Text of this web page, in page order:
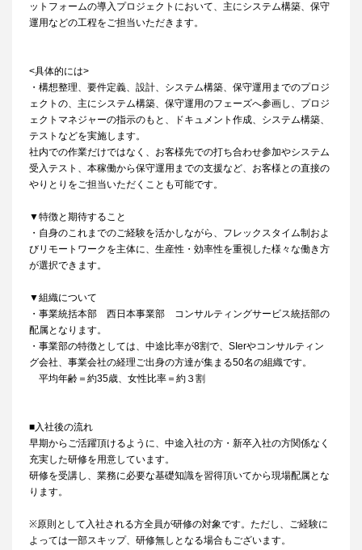
ットフォームの導入プロジェクトにおいて、主にシステム構築、保守
運用などの工程をご担当いただきます。
<具体的には>
・構想整理、要件定義、設計、システム構築、保守運用までのプロジ
ェクトの、主にシステム構築、保守運用のフェーズへ参画し、プロジ
ェクトマネジャーの指示のもと、ドキュメント作成、システム構築、
テストなどを実施します。
社内での作業だけではなく、お客様先での打ち合わせ参加やシステム
受入テスト、本稼働から保守運用までの支援など、お客様との直接の
やりとりをご担当いただくことも可能です。
▼特徴と期待すること
・自身のこれまでのご経験を活かしながら、フレックスタイム制およ
びリモートワークを主体に、生産性・効率性を重視した様々な働き方
が選択できます。
▼組織について
・事業統括本部 西日本事業部 コンサルティングサービス統括部の
配属となります。
・事業部の特徴としては、中途比率が8割で、SIerやコンサルティン
グ会社、事業会社の経理ご出身の方達が集まる50名の組織です。
平均年齢＝約35歳、女性比率＝約３割
■入社後の流れ
早期からご活躍頂けるように、中途入社の方・新卒入社の方関係なく
充実した研修を用意しています。
研修を受講し、業務に必要な基礎知識を習得頂いてから現場配属とな
ります。
※原則として入社される方全員が研修の対象です。ただし、ご経験に
よっては一部スキップ、研修無しとなる場合もございます。